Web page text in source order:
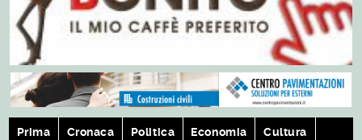
Prima Cronaca Politica Economia Cultura